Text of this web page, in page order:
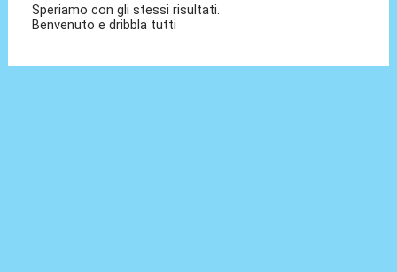
Speriamo con gli stessi risultati.
Benvenuto e dribbla tutti